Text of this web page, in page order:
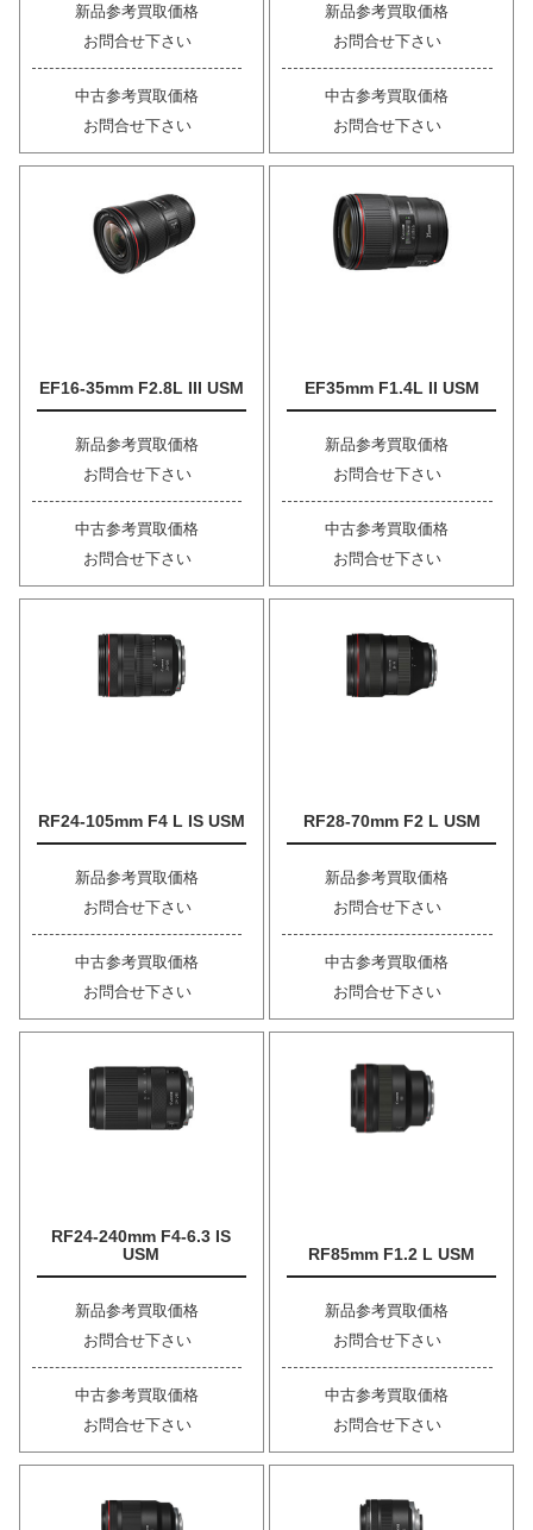
新品参考買取価格
お問合せ下さい
中古参考買取価格
お問合せ下さい
新品参考買取価格
お問合せ下さい
中古参考買取価格
お問合せ下さい
EF16-35mm F2.8L III USM
新品参考買取価格
お問合せ下さい
中古参考買取価格
お問合せ下さい
EF35mm F1.4L II USM
新品参考買取価格
お問合せ下さい
中古参考買取価格
お問合せ下さい
RF24-105mm F4 L IS USM
新品参考買取価格
お問合せ下さい
中古参考買取価格
お問合せ下さい
RF28-70mm F2 L USM
新品参考買取価格
お問合せ下さい
中古参考買取価格
お問合せ下さい
RF24-240mm F4-6.3 IS
USM
新品参考買取価格
お問合せ下さい
中古参考買取価格
お問合せ下さい
RF85mm F1.2 L USM
新品参考買取価格
お問合せ下さい
中古参考買取価格
お問合せ下さい